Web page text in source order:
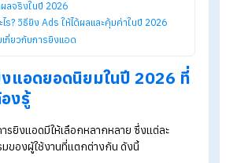
วณเงินเดือนอัตโนมัติ
ทำงานออนไลน์
ฟรี 30 วัน